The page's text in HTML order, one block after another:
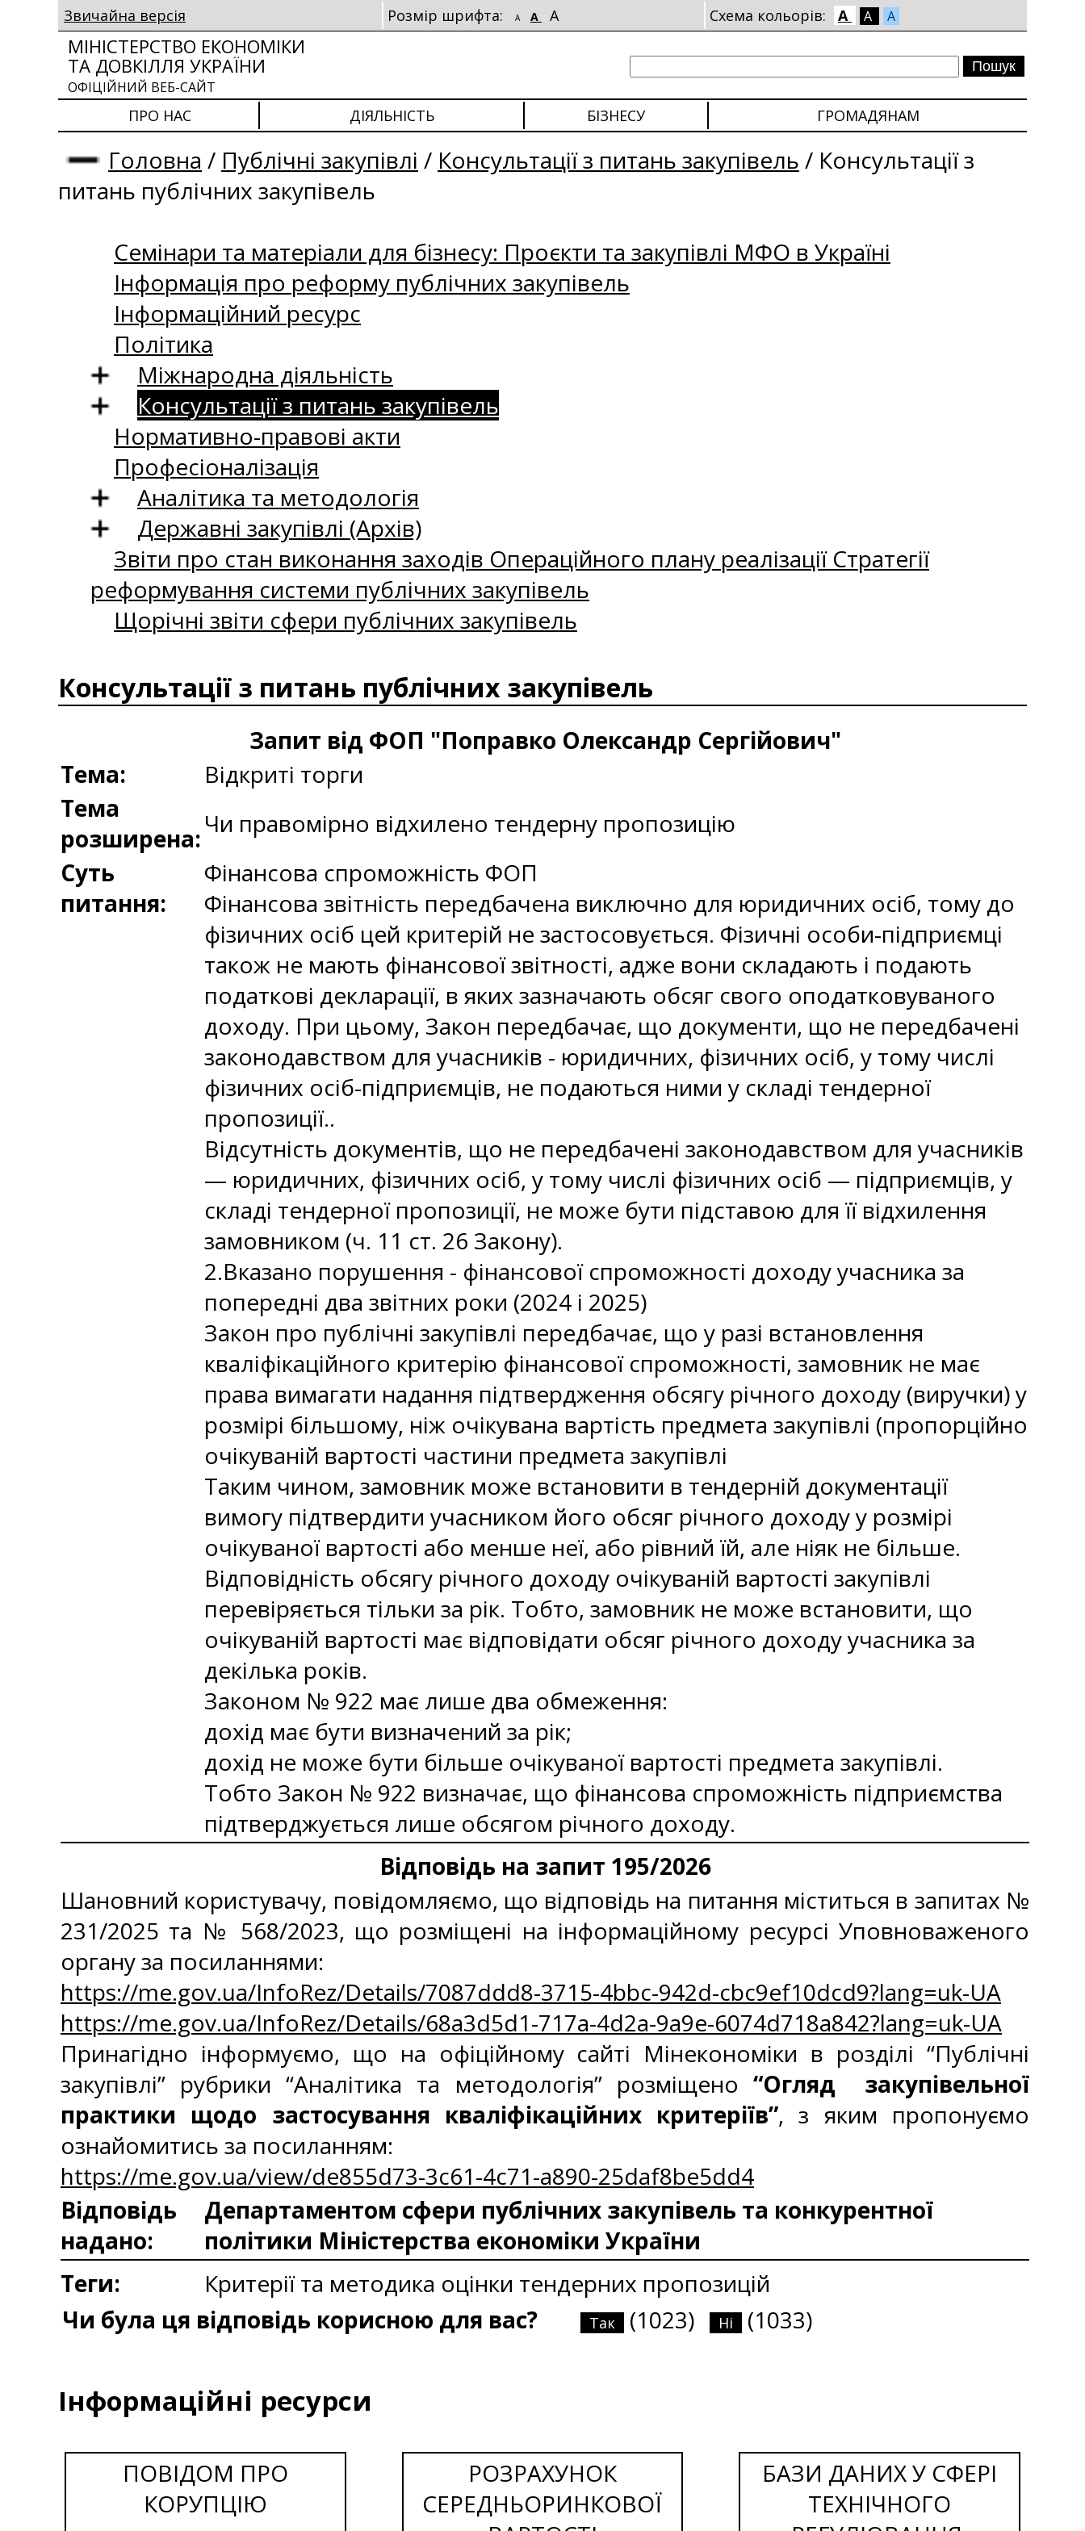
Звичайна версія Розмір шрифта: A A A Схема кольорів: A A A
МІНІСТЕРСТВО ЕКОНОМІКИ
ТА ДОВКІЛЛЯ УКРАЇНИ
ОФІЦІЙНИЙ ВЕБ-САЙТ
ПРО НАС ДІЯЛЬНІСТЬ БІЗНЕСУ ГРОМАДЯНАМ
Головна / Публічні закупівлі / Консультації з питань закупівель / Консультації з
питань публічних закупівель
Семінари та матеріали для бізнесу: Проєкти та закупівлі МФО в Україні
Інформація про реформу публічних закупівель
Інформаційний ресурс
Політика
Міжнародна діяльність
Консультації з питань закупівель
Нормативно-правові акти
Професіоналізація
Аналітика та методологія
Державні закупівлі (Архів)
Звіти про стан виконання заходів Операційного плану реалізації Стратегії
реформування системи публічних закупівель
Щорічні звіти сфери публічних закупівель
Консультації з питань публічних закупівель
Запит від ФОП "Поправко Олександр Сергійович"
Тема:
Відкриті торги
Тема
розширена:Чи правомірно відхилено тендерну пропозицію
Суть
питання:
Фінансова спроможність ФОП
Фінансова звітність передбачена виключно для юридичних осіб, тому до
фізичних осіб цей критерій не застосовується. Фізичні особи-підприємці
також не мають фінансової звітності, адже вони складають і подають
податкові декларації, в яких зазначають обсяг свого оподатковуваного
доходу. При цьому, Закон передбачає, що документи, що не передбачені
законодавством для учасників - юридичних, фізичних осіб, у тому числі
фізичних осіб-підприємців, не подаються ними у складі тендерної
пропозиції..
Відсутність документів, що не передбачені законодавством для учасників
— юридичних, фізичних осіб, у тому числі фізичних осіб — підприємців, у
складі тендерної пропозиції, не може бути підставою для її відхилення
замовником (ч. 11 ст. 26 Закону).
2.Вказано порушення - фінансової спроможності доходу учасника за
попередні два звітних роки (2024 і 2025)
Закон про публічні закупівлі передбачає, що у разі встановлення
кваліфікаційного критерію фінансової спроможності, замовник не має
права вимагати надання підтвердження обсягу річного доходу (виручки) у
розмірі більшому, ніж очікувана вартість предмета закупівлі (пропорційно
очікуваній вартості частини предмета закупівлі
Таким чином, замовник може встановити в тендерній документації
вимогу підтвердити учасником його обсяг річного доходу у розмірі
очікуваної вартості або менше неї, або рівний їй, але ніяк не більше.
Відповідність обсягу річного доходу очікуваній вартості закупівлі
перевіряється тільки за рік. Тобто, замовник не може встановити, що
очікуваній вартості має відповідати обсяг річного доходу учасника за
декілька років.
Законом № 922 має лише два обмеження:
дохід має бути визначений за рік;
дохід не може бути більше очікуваної вартості предмета закупівлі.
Тобто Закон № 922 визначає, що фінансова спроможність підприємства
підтверджується лише обсягом річного доходу.
Відповідь на запит 195/2026
Шановний користувачу, повідомляємо, що відповідь на питання міститься в запитах №
231/2025 та № 568/2023, що розміщені на інформаційному ресурсі Уповноваженого
органу за посиланнями:
https://me.gov.ua/InfoRez/Details/7087ddd8-3715-4bbc-942d-cbc9ef10dcd9?lang=uk-UA
https://me.gov.ua/InfoRez/Details/68a3d5d1-717a-4d2a-9a9e-6074d718a842?lang=uk-UA
Принагідно інформуємо, що на офіційному сайті Мінекономіки в розділі “Публічні
закупівлі” рубрики “Аналітика та методологія” розміщено “Огляд закупівельної
практики щодо застосування кваліфікаційних критеріїв”, з яким пропонуємо
ознайомитись за посиланням:
https://me.gov.ua/view/de855d73-3c61-4c71-a890-25daf8be5dd4
Відповідь
надано:
Департаментом сфери публічних закупівель та конкурентної
політики Міністерства економіки України
Теги:
Критерії та методика оцінки тендерних пропозицій
Чи була ця відповідь корисною для вас?
Так (1023) Ні (1033)
Інформаційні ресурси
ПОВІДОМ ПРО
КОРУПЦІЮ
РОЗРАХУНОК
СЕРЕДНЬОРИНКОВОЇ
БАЗИ ДАНИХ У СФЕРІ
ТЕХНІЧНОГО